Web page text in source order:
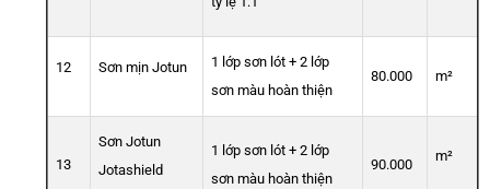
12 Sơn mịn Jotun
1 lớp sơn lót + 2 lớp
sơn màu hoàn thiện
80.000 m²
13
Sơn Jotun
Jotashield
1 lớp sơn lót + 2 lớp
sơn màu hoàn thiện
90.000
m²